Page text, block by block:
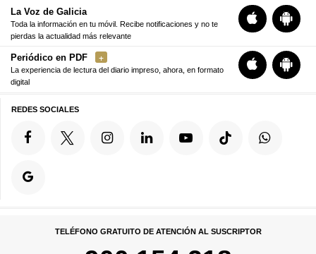
La Voz de Galicia
Toda la información en tu móvil. Recibe notificaciones y no te
pierdas la actualidad más relevante
Periódico en PDF
La experiencia de lectura del diario impreso, ahora, en formato
digital
REDES SOCIALES
TELÉFONO GRATUITO DE ATENCIÓN AL SUSCRIPTOR